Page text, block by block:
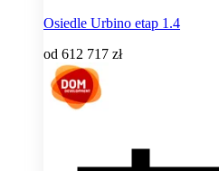
Osiedle Urbino etap 1.4
od 612 717 zł